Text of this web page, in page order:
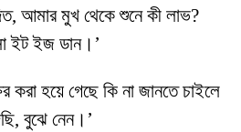
আমার মুখ থেকে শুনে কী লাভ?
ইট ইজ ডান।’
করা হয়ে গেছে কি না জানতে চাইলে
বুঝে নেন।’